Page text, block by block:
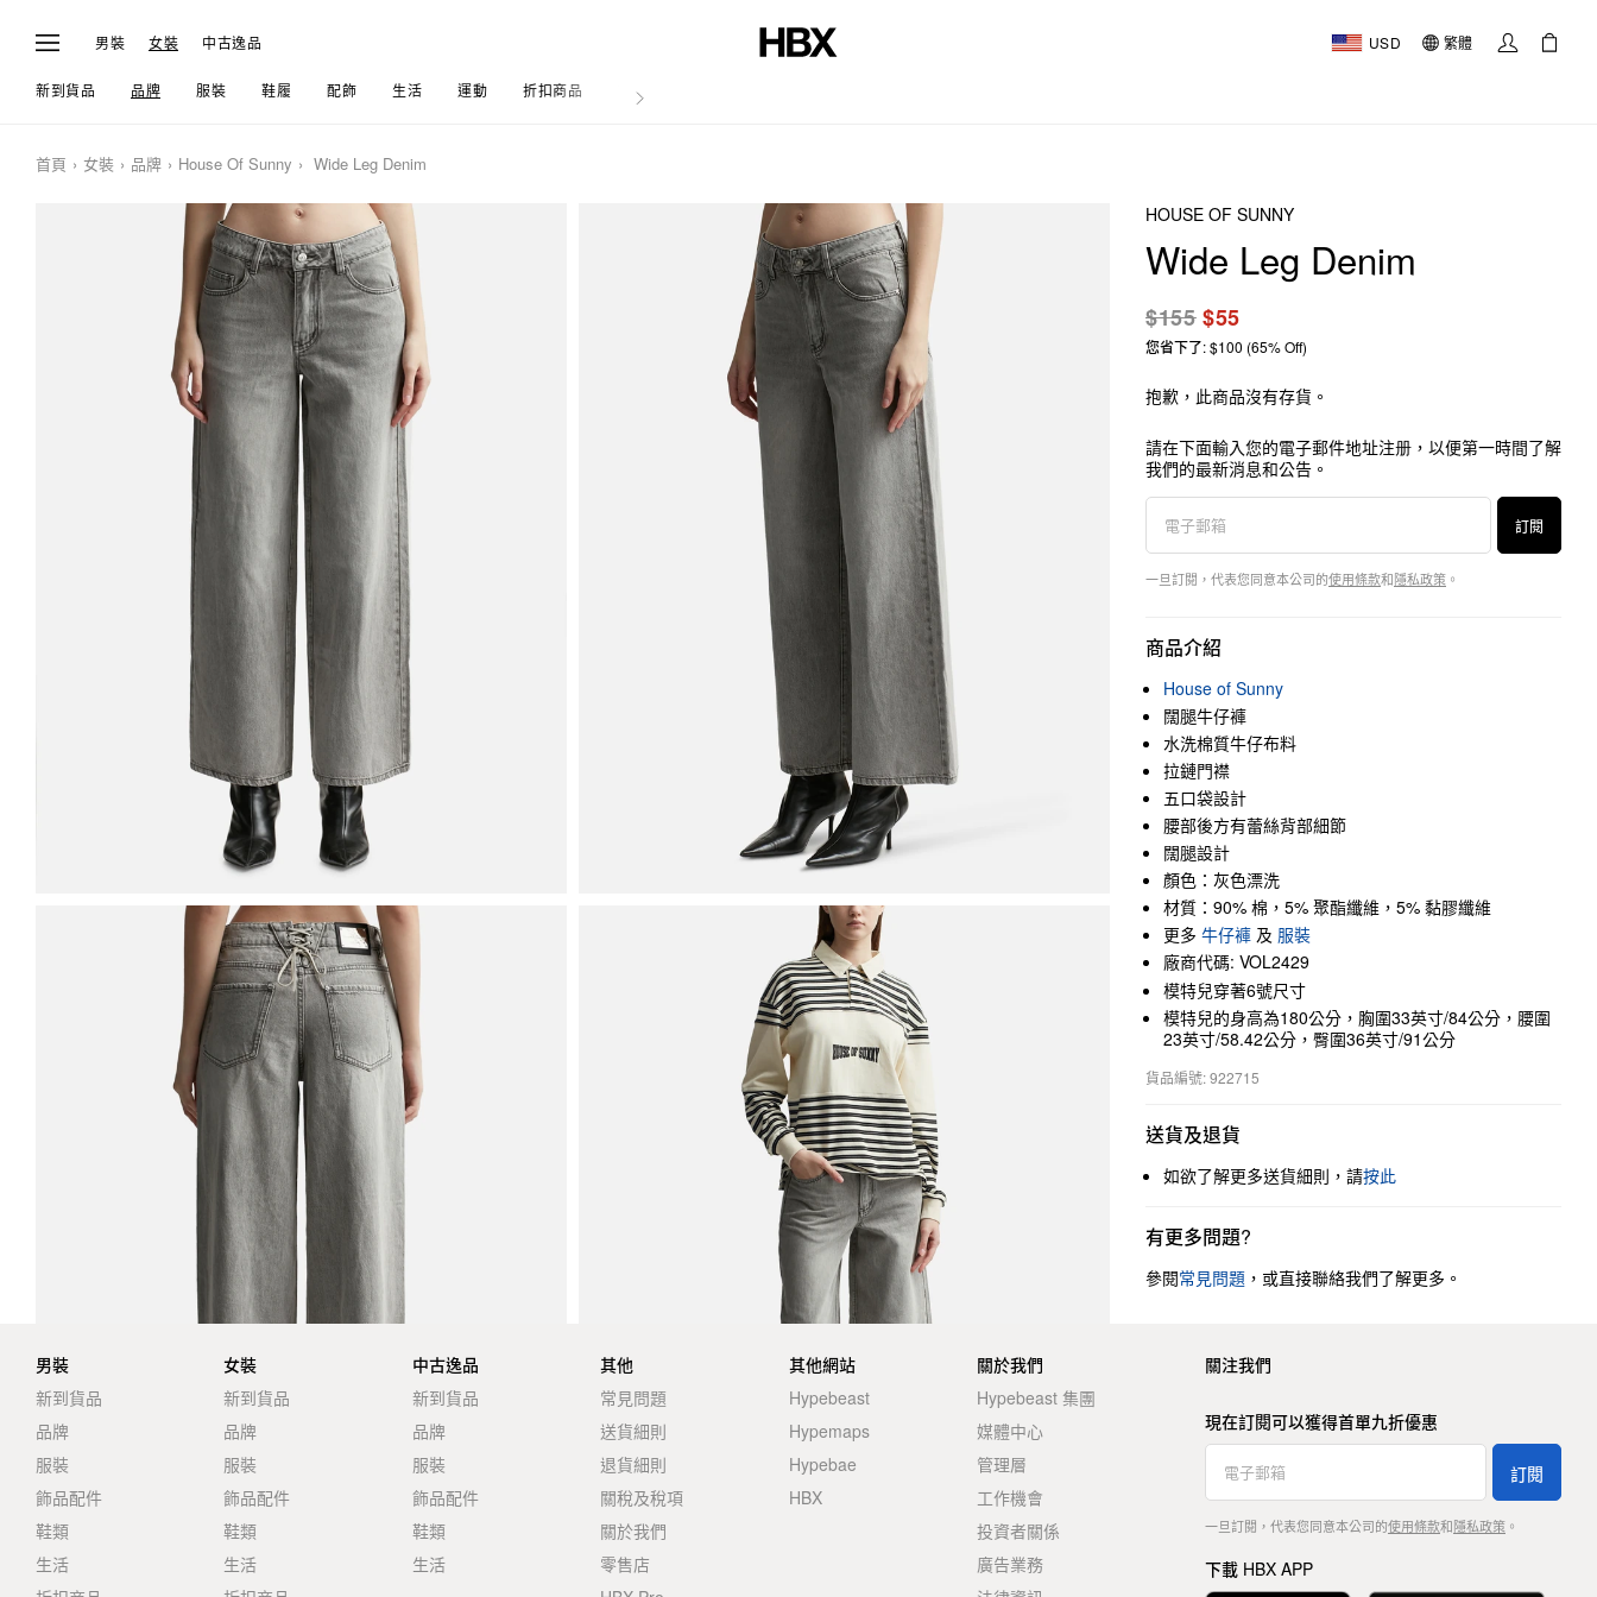
男裝 女裝 中古逸品 USD 繁體
新到貨品 品牌 服裝 鞋履 配飾 生活 運動 折扣商品 文章
首頁 女裝 品牌 House Of Sunny Wide Leg Denim
HOUSE OF SUNNY
Wide Leg Denim
$155$55
您省下了: $100 (65% Off)
抱歉，此商品沒有存貨。
請在下面輸入您的電子郵件地址注册，以便第一時間了解
我們的最新消息和公告。
訂閱
一旦訂閱，代表您同意本公司的使用條款和隱私政策 。
商品介紹
House of Sunny
闊腿牛仔褲
水洗棉質牛仔布料
拉鏈門襟
五口袋設計
腰部後方有蕾絲背部細節
闊腿設計
顏色：灰色漂洗
材質：90% 棉，5% 聚酯纖維，5% 黏膠纖維
更多 牛仔褲 及 服裝
廠商代碼: VOL2429
模特兒穿著6號尺寸
模特兒的身高為180公分，胸圍33英寸/84公分，腰圍
23英寸/58.42公分，臀圍36英寸/91公分
貨品編號: 922715
送貨及退貨
如欲了解更多送貨細則，請按此
有更多問題?
參閱常見問題 ，或直接聯絡我們了解更多。
男裝
新到貨品
品牌
服裝
飾品配件
鞋類
生活
女裝
新到貨品
品牌
服裝
飾品配件
鞋類
生活
中古逸品
新到貨品
品牌
服裝
飾品配件
鞋類
生活
其他
常見問題
送貨細則
退貨細則
關稅及稅項
關於我們
零售店
其他網站
Hypebeast
Hypemaps
Hypebae
HBX
關於我們
Hypebeast 集團
媒體中心
管理層
工作機會
投資者關係
廣告業務
關注我們
現在訂閱可以獲得首單九折優惠
訂閱
一旦訂閱，代表您同意本公司的使用條款和隱私政策。
下載 HBX APP